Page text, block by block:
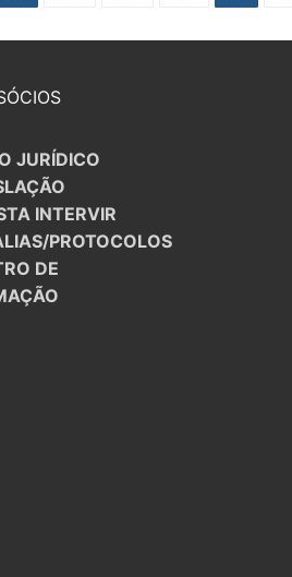
JURÍDICO
INTERVIR
PROTOCOLOS
DE